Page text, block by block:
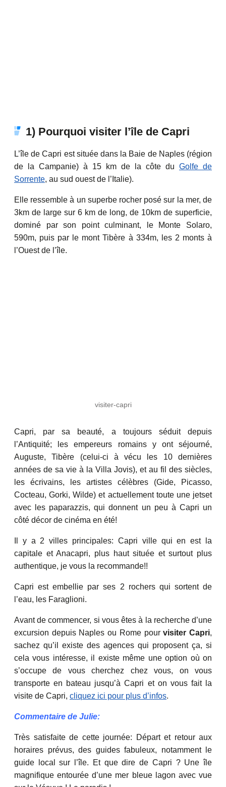
1) Pourquoi visiter l’île de Capri
L’île de Capri est située dans la Baie de Naples (région
de la Campanie) à 15 km de la côte du Golfe de
Sorrente, au sud ouest de l’Italie).
Elle ressemble à un superbe rocher posé sur la mer, de
3km de large sur 6 km de long, de 10km de superficie,
dominé par son point culminant, le Monte Solaro,
590m, puis par le mont Tibère à 334m, les 2 monts à
l’Ouest de l’île.
visiter-capri
Capri, par sa beauté, a toujours séduit depuis
l’Antiquité; les empereurs romains y ont séjourné,
Auguste, Tibère (celui-ci à vécu les 10 dernières
années de sa vie à la Villa Jovis), et au fil des siècles,
les écrivains, les artistes célèbres (Gide, Picasso,
Cocteau, Gorki, Wilde) et actuellement toute une jetset
avec les paparazzis, qui donnent un peu à Capri un
côté décor de cinéma en été!
Il y a 2 villes principales: Capri ville qui en est la
capitale et Anacapri, plus haut située et surtout plus
authentique, je vous la recommande!!
Capri est embellie par ses 2 rochers qui sortent de
l’eau, les Faraglioni.
Avant de commencer, si vous êtes à la recherche d’une
excursion depuis Naples ou Rome pourvisiter Capri,
sachez qu’il existe des agences qui proposent ça, si
cela vous intéresse, il existe même une option où on
s’occupe de vous cherchez chez vous, on vous
transporte en bateau jusqu’à Capri et on vous fait la
visite de Capri, cliquez ici pour plus d’infos.
Commentaire de Julie:
Très satisfaite de cette journée: Départ et retour aux
horaires prévus, des guides fabuleux, notamment le
guide local sur l’île. Et que dire de Capri ? Une île
magnifique entourée d’une mer bleue lagon avec vue